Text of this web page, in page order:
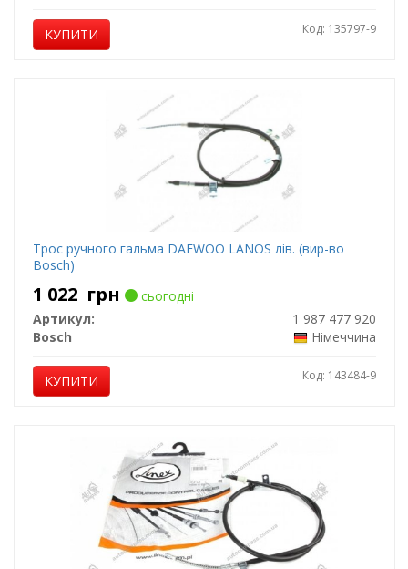
КУПИТИ Код: 135797-9
Трос ручного гальма DAEWOO LANOS лів. (вир-во
Bosch)
1 022 грн
сьогодні
Артикул:
1 987 477 920
Bosch
Німеччина
КУПИТИ Код: 143484-9